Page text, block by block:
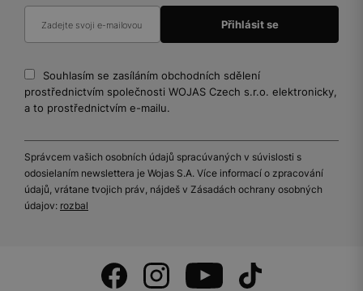
Souhlasím se zasíláním obchodních sdělení
prostřednictvím společnosti WOJAS Czech s.r.o. elektronicky,
a to prostřednictvím e-mailu.
Správcem vašich osobních údajů spracúvaných v súvislosti s
odosielaním newslettera je Wojas S.A. Více informací o zpracování
údajů, vrátane tvojich práv, nájdeš v Zásadách ochrany osobných
údajov: rozbal